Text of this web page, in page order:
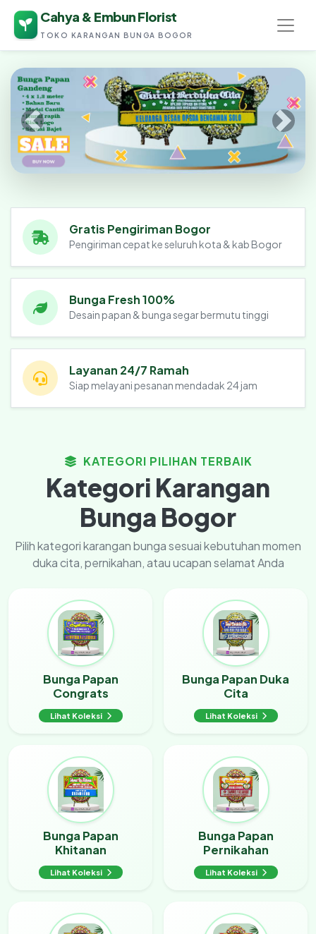
Cahya & Embun Florist
TOKO KARANGAN BUNGA BOGOR
Cahya & Embun
Gratis Pengiriman Bogor
Pengiriman cepat ke seluruh kota & kab Bogor
Bunga Fresh 100%
Desain papan & bunga segar bermutu tinggi
Layanan 24/7 Ramah
Siap melayani pesanan mendadak 24 jam
KATEGORI PILIHAN TERBAIK
Kategori Karangan
Bunga Bogor
Pilih kategori karangan bunga sesuai kebutuhan momen
duka cita, pernikahan, atau ucapan selamat Anda
Bunga Papan
Congrats
Lihat Koleksi
Bunga Papan Duka
Cita
Lihat Koleksi
Bunga Papan
Khitanan
Lihat Koleksi
Bunga Papan
Pernikahan
Lihat Koleksi